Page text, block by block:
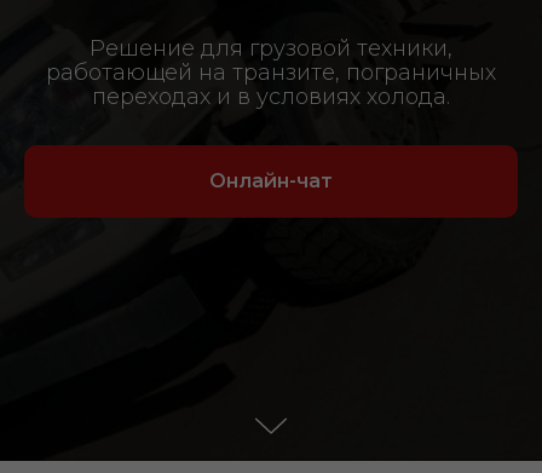
Решение для грузовой техники,
работающей на транзите, пограничных
переходах и в условиях холода.
Онлайн-чат